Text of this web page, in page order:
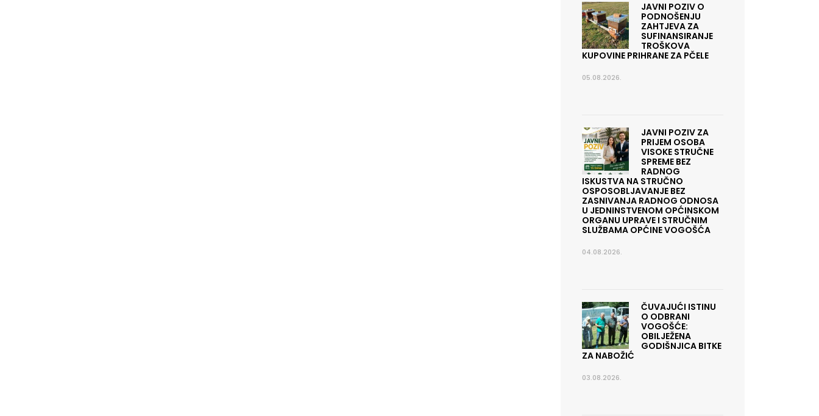
JAVNI POZIV O
PODNOŠENJU
ZAHTJEVA ZA
SUFINANSIRANJE
TROŠKOVA
KUPOVINE PRIHRANE ZA PČELE
05.08.2026.
JAVNI POZIV ZA
PRIJEM OSOBA
VISOKE STRUČNE
SPREME BEZ
RADNOG
ISKUSTVA NA STRUČNO
OSPOSOBLJAVANJE BEZ
ZASNIVANJA RADNOG ODNOSA
U JEDNINSTVENOM OPĆINSKOM
ORGANU UPRAVE I STRUČNIM
SLUŽBAMA OPĆINE VOGOŠĆA
04.08.2026.
ČUVAJUĆI ISTINU
O ODBRANI
VOGOŠĆE:
OBILJEŽENA
GODIŠNJICA BITKE
ZA NABOŽIĆ
03.08.2026.